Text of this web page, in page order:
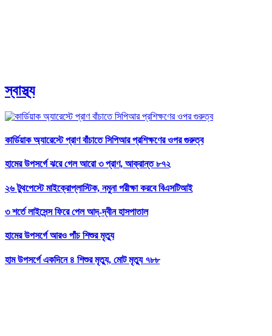
স্বাস্থ্য
কার্ডিয়াক অ্যারেস্টে প্রাণ বাঁচাতে সিপিআর প্রশিক্ষণের ওপর গুরুত্ব
হামের উপসর্গে ঝরে গেল আরো ৩ প্রাণ, আক্রান্ত ৮৭২
২৬ টুথপেস্টে মাইক্রোপ্লাস্টিক, নমুনা পরীক্ষা করবে বিএসটিআই
৩ শর্তে লাইসেন্স ফিরে পেল আদ্-দ্বীন হাসপাতাল
হামের উপসর্গে আরও পাঁচ শিশুর মৃত্যু
হাম উপসর্গে একদিনে ৪ শিশুর মৃত্যু, মোট মৃত্যু ৭৮৮